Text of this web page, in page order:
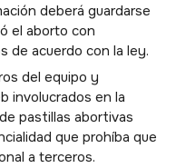
deberá guardarse
el aborto con
de acuerdo con la ley.
del equipo y
involucrados en la
pastillas abortivas
que prohíba que
a terceros.